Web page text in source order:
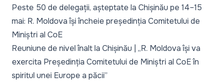
Peste 50 de delegații, așteptate la Chișinău pe 14–15
mai: R. Moldova își încheie președinția Comitetului de
Miniștri al CoE
Reuniune de nivel înalt la Chișinău | „R. Moldova își va
exercita Președinția Comitetului de Miniștri al CoE în
spiritul unei Europe a păcii”